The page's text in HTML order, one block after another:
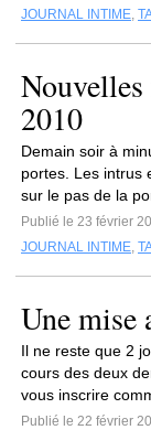
JOURNAL INTIME,
2010
Demain soir à
portes. Les intrus
sur le pas de la
Publié le 23 février
JOURNAL INTIME,
Une mise
Il ne reste que 2
cours des deux
vous inscrire
Publié le 22 février